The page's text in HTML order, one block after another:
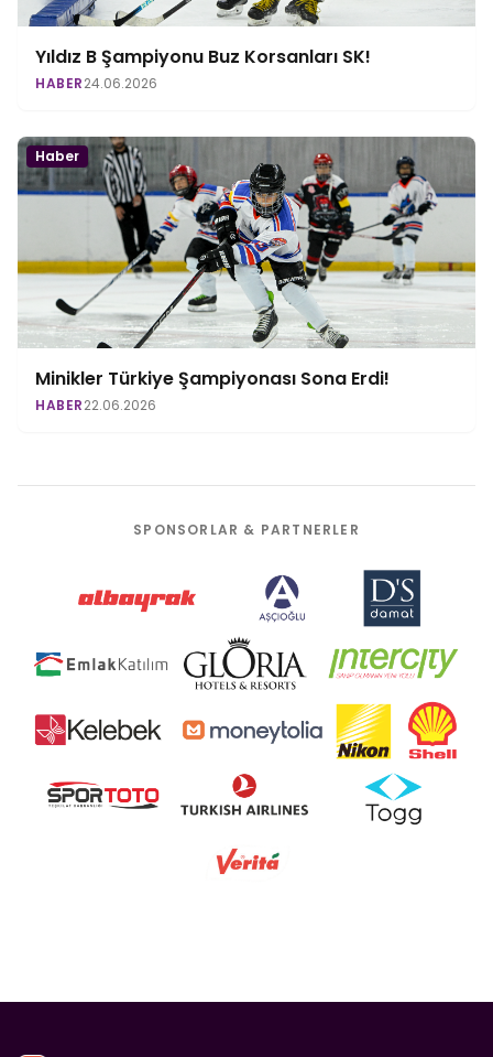
Yıldız B Şampiyonu Buz Korsanları SK!
HABER24.06.2026
Haber
Minikler Türkiye Şampiyonası Sona Erdi!
HABER22.06.2026
SPONSORLAR & PARTNERLER